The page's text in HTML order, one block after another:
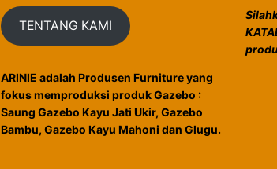
TENTANG KAMI
ARINIE adalah Produsen Furniture yang
fokus memproduksi produk Gazebo :
Saung Gazebo Kayu Jati Ukir, Gazebo
Bambu, Gazebo Kayu Mahoni dan Glugu.